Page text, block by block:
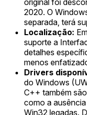
2020. O
separada, terá
Localização:
suporte a
detalhes
menos
Drivers
do Windows
C++ também
como a
Win32 legadas.